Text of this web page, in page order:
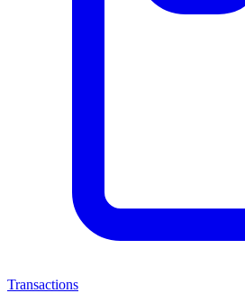
Transactions